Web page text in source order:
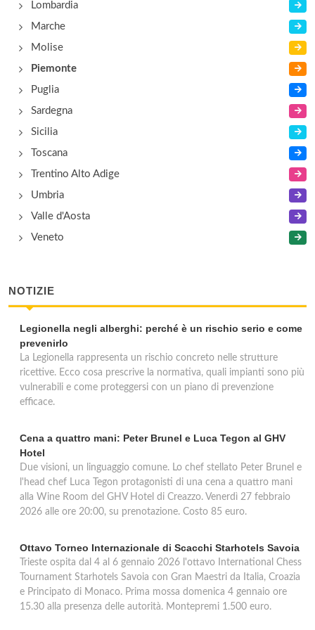
Lombardia
Marche
Molise
Piemonte
Puglia
Sardegna
Sicilia
Toscana
Trentino Alto Adige
Umbria
Valle d'Aosta
Veneto
NOTIZIE
Legionella negli alberghi: perché è un rischio serio e come
prevenirlo
La Legionella rappresenta un rischio concreto nelle strutture
ricettive. Ecco cosa prescrive la normativa, quali impianti sono più
vulnerabili e come proteggersi con un piano di prevenzione
efficace.
Cena a quattro mani: Peter Brunel e Luca Tegon al GHV
Hotel
Due visioni, un linguaggio comune. Lo chef stellato Peter Brunel e
l'head chef Luca Tegon protagonisti di una cena a quattro mani
alla Wine Room del GHV Hotel di Creazzo. Venerdì 27 febbraio
2026 alle ore 20:00, su prenotazione. Costo 85 euro.
Ottavo Torneo Internazionale di Scacchi Starhotels Savoia
Trieste ospita dal 4 al 6 gennaio 2026 l'ottavo International Chess
Tournament Starhotels Savoia con Gran Maestri da Italia, Croazia
e Principato di Monaco. Prima mossa domenica 4 gennaio ore
15.30 alla presenza delle autorità. Montepremi 1.500 euro.